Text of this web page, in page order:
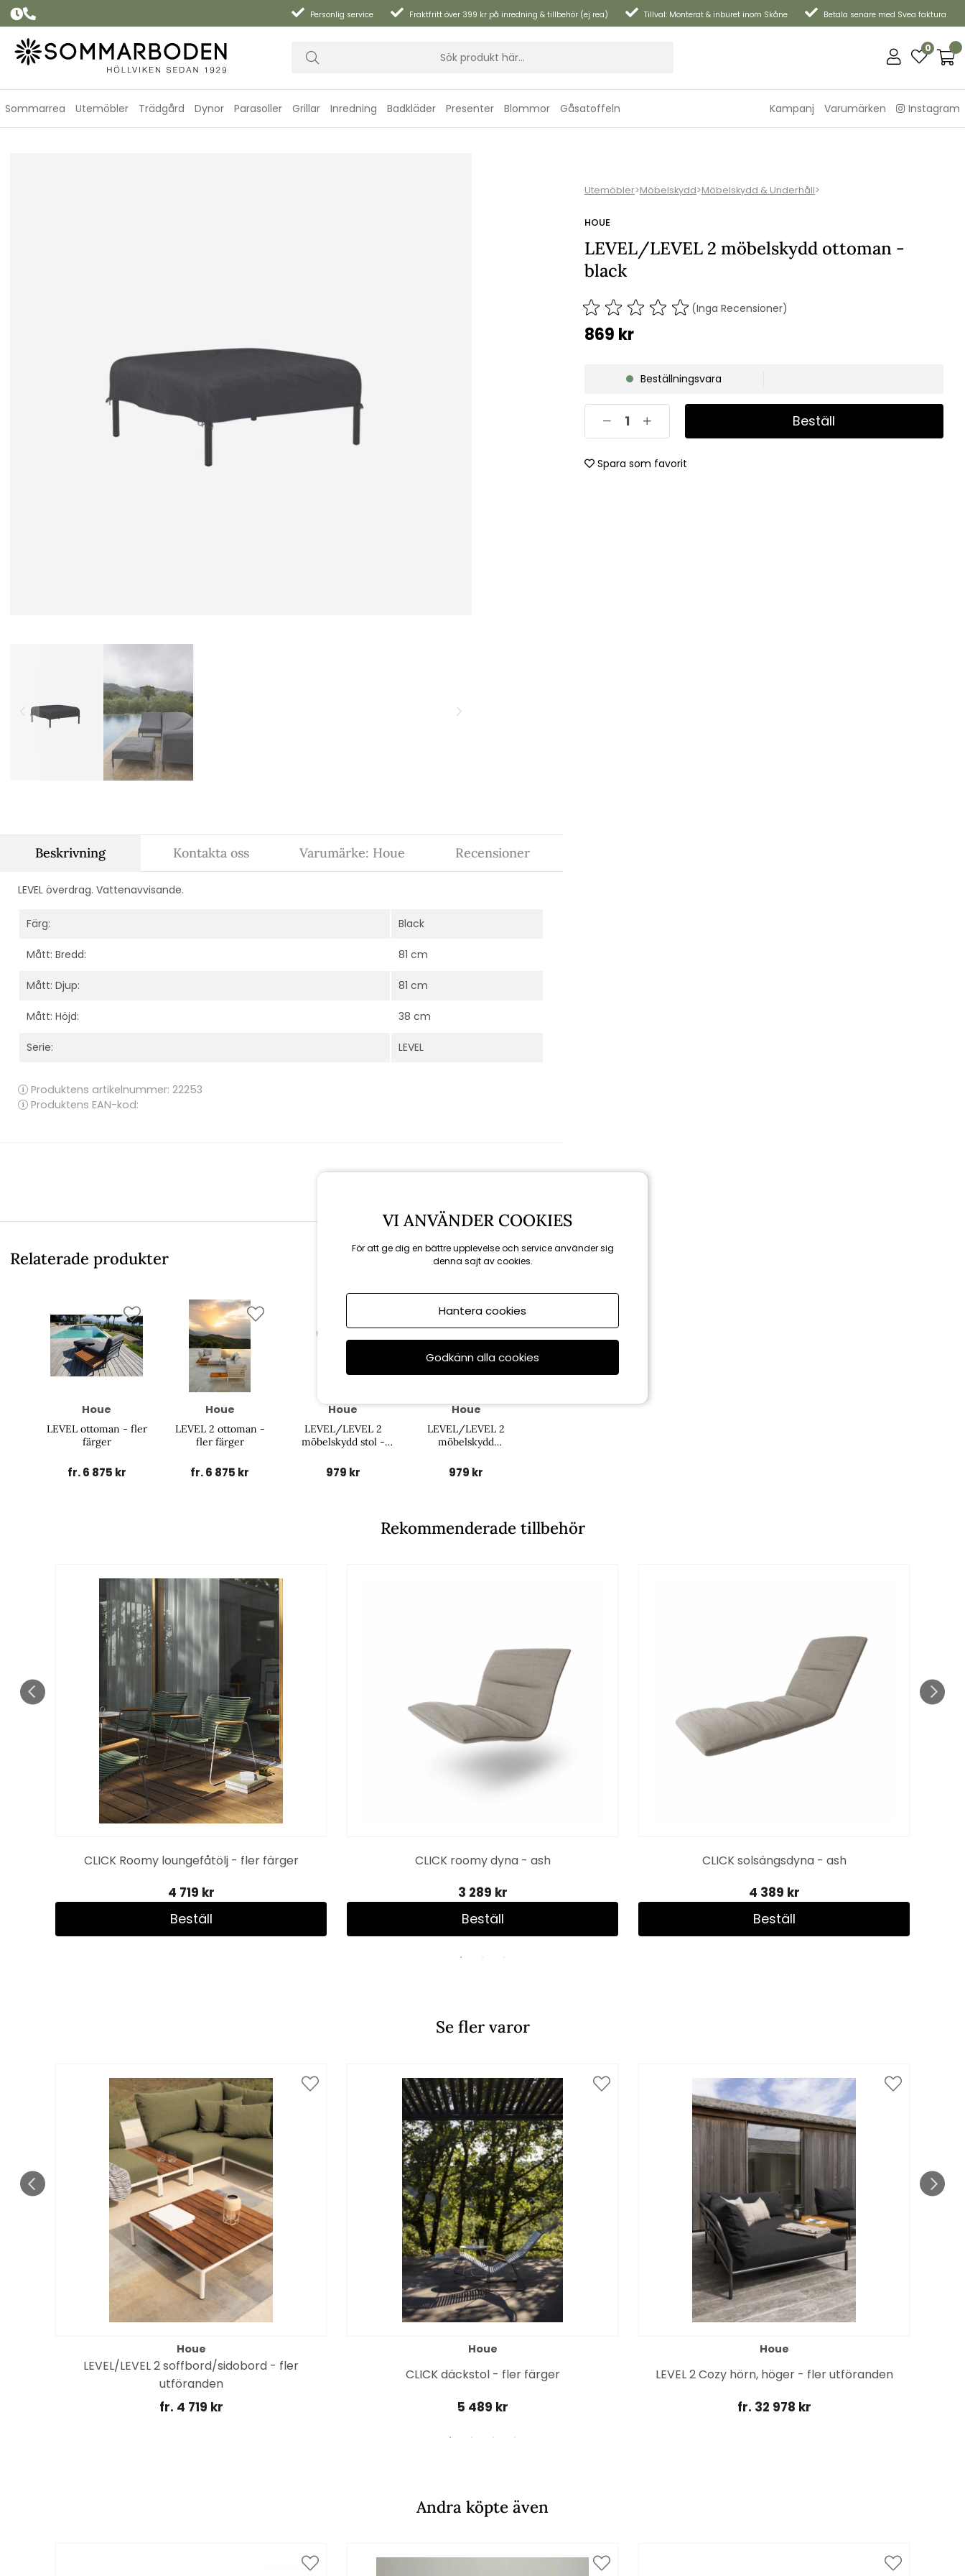
Personlig service Fraktfritt över 399 kr på inredning & tillbehör (ej rea) Tillval: Monterat & inburet inom Skåne Betala senare med Svea faktura
0
Sommarrea Utemöbler Trädgård Dynor Parasoller Grillar Inredning Badkläder Presenter Blommor Gåsatoffeln Kampanj Varumärken Instagram
Utemöbler>Möbelskydd>Möbelskydd & Underhåll>
HOUE
LEVEL/LEVEL 2 möbelskydd ottoman -
black
(Inga Recensioner)
869 kr
Beställningsvara
Beställ
Spara som favorit
Beskrivning
LEVEL överdrag. Vattenavvisande.
Färg: Black
Mått: Bredd: 81 cm
Mått: Djup: 81 cm
Mått: Höjd: 38 cm
Serie: LEVEL
Produktens artikelnummer: 22253
Produktens EAN-kod:
Kontakta oss Varumärke: Houe Recensioner
Relaterade produkter
Houe
LEVEL ottoman - fler
färger
fr. 6 875 kr
Houe
LEVEL 2 ottoman -
fler färger
fr. 6 875 kr
Houe
LEVEL/LEVEL 2
möbelskydd stol -
979 kr
Houe
LEVEL/LEVEL 2
möbelskydd
979 kr
Rekommenderade tillbehör
CLICK Roomy loungefåtölj - fler färger
4 719 kr
Beställ
CLICK roomy dyna - ash
3 289 kr
Beställ
CLICK solsängsdyna - ash
4 389 kr
Beställ
Se fler varor
Houe
LEVEL/LEVEL 2 soffbord/sidobord - fler
utföranden
fr. 4 719 kr
Houe
CLICK däckstol - fler färger
5 489 kr
Houe
LEVEL 2 Cozy hörn, höger - fler utföranden
fr. 32 978 kr
Andra köpte även
VI ANVÄNDER COOKIES
För att ge dig en bättre upplevelse och service använder sig
denna sajt av cookies.
Hantera cookies
Godkänn alla cookies